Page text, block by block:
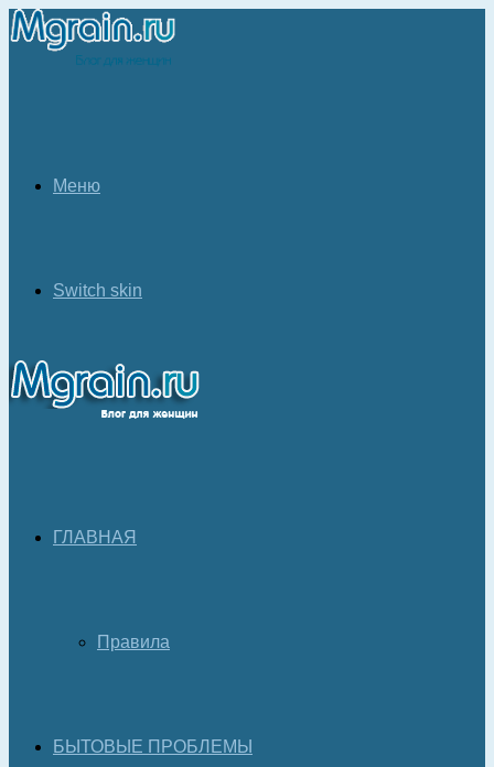
Меню
Switch skin
ГЛАВНАЯ
Правила
БЫТОВЫЕ ПРОБЛЕМЫ